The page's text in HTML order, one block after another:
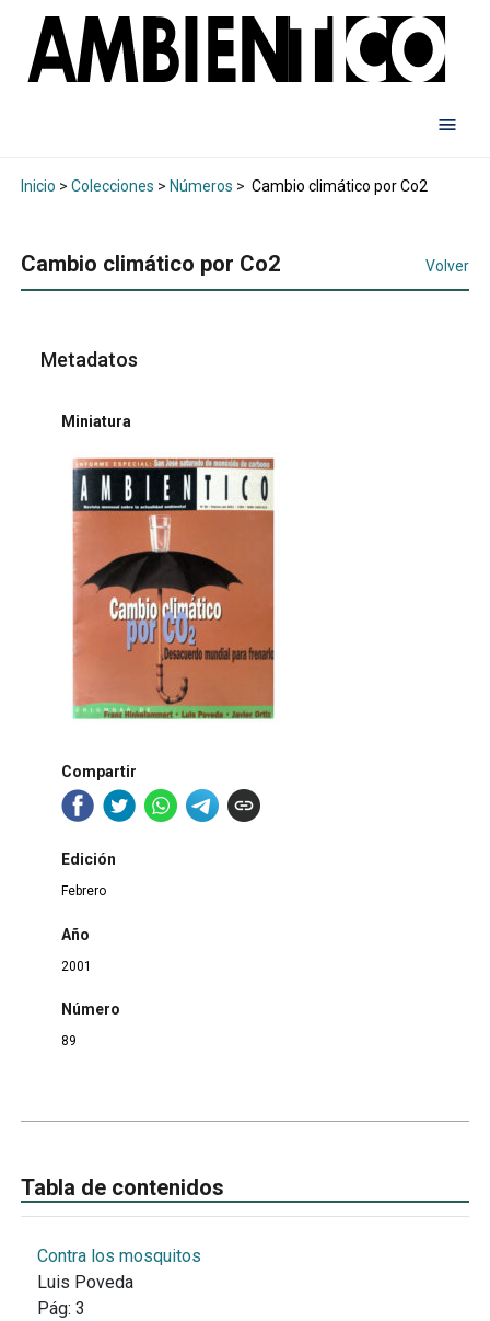
Inicio > Colecciones > Números > Cambio climático por Co2
Cambio climático por Co2 Volver
Metadatos
Miniatura
Compartir
Edición
Febrero
Año
2001
Número
89
Tabla de contenidos
Contra los mosquitos
Luis Poveda
Pág: 3